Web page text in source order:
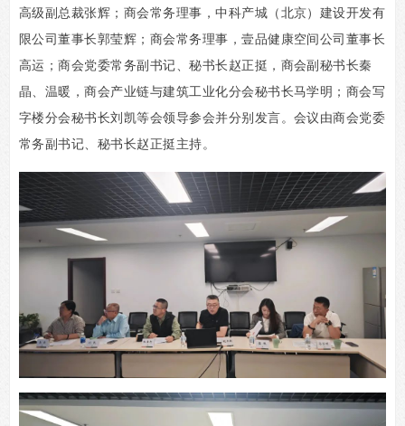
高级副总裁张辉；商会常务理事，中科产城（北京）建设开发有
限公司董事长郭莹辉；商会常务理事，壹品健康空间公司董事长
高运；商会党委常务副书记、秘书长赵正挺，商会副秘书长秦
晶、温暖，商会产业链与建筑工业化分会秘书长马学明；商会写
字楼分会秘书长刘凯等会领导参会并分别发言。会议由商会党委
常务副书记、秘书长赵正挺主持。